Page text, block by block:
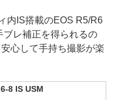
内IS搭載のEOS R5/R6
ブレ補正を得られるの
心して手持ち撮影が楽
8 IS USM